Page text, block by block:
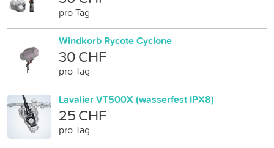
pro Tag
Windkorb Rycote Cyclone
30 CHF
pro Tag
Lavalier VT500X (wasserfest IPX8)
25 CHF
pro Tag